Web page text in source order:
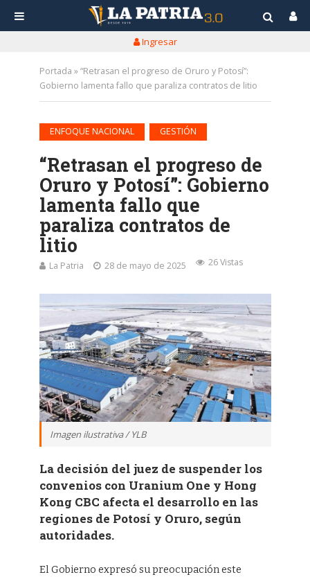
Ingresar
Portada »“Retrasan el progreso de Oruro y Potosí”:
Gobierno lamenta fallo que paraliza contratos de litio
ENFOQUE NACIONAL GESTIÓN
“Retrasan el progreso de
Oruro y Potosí”: Gobierno
lamenta fallo que
paraliza contratos de
litio
La Patria 28 de mayo de 2025 26 Vistas
Imagen ilustrativa / YLB
La decisión del juez de suspender los
convenios con Uranium One y Hong
Kong CBC afecta el desarrollo en las
regiones de Potosí y Oruro, según
autoridades.
El Gobierno expresó su preocupación este